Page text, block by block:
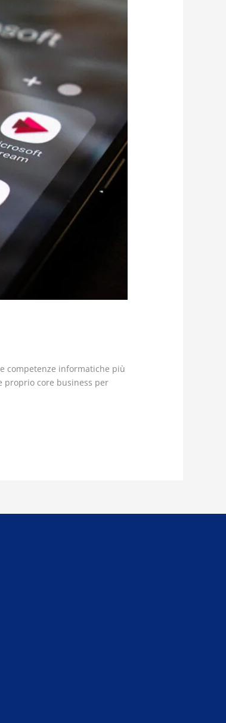
competenze informatiche più
proprio core business per